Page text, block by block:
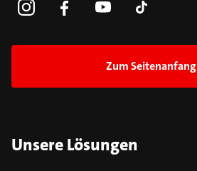
Zum Seitenanfang
Unsere Lösungen